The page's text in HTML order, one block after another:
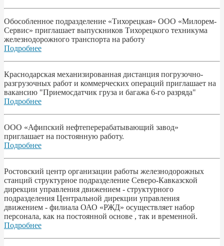
Обособленное подразделение «Тихорецкая» ООО «Милорем-
Сервис» приглашает выпускников Тихорецкого техникума
железнодорожного транспорта на работу
Подробнее
Краснодарская механизированная дистанция погрузочно-
разгрузочных работ и коммерческих операций приглашает на
вакансию "Приемосдатчик груза и багажа 6-го разряда"
Подробнее
ООО «Афипский нефтеперерабатывающий завод»
приглашает на постоянную работу.
Подробнее
Ростовский центр организации работы железнодорожных
станций структурное подразделение Северо-Кавказской
дирекции управления движением - структурного
подразделения Центральной дирекции управления
движением - филиала ОАО «РЖД» осуществляет набор
персонала, как на постоянной основе , так и временной.
Подробнее